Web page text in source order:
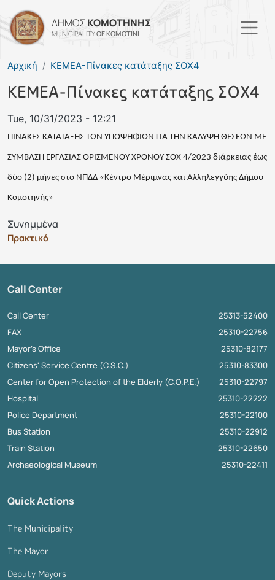
Skip to main content
ΔΗΜΟΣΚΟΜΟΤΗΝΗΣ
MUNICIPALITYOF KOMOTINI
Αρχική ΚΕΜΕΑ-Πίνακες κατάταξης ΣΟΧ4
ΚΕΜΕΑ-Πίνακες κατάταξης ΣΟΧ4
Tue, 10/31/2023 - 12:21
ΠΙΝΑΚΕΣ ΚΑΤΑΤΑΞΗΣ ΤΩΝ ΥΠΟΨΗΦΙΩΝ ΓΙΑ ΤΗΝ ΚΑΛΥΨΗ ΘΕΣΕΩΝ ΜΕ
ΣΥΜΒΑΣΗ ΕΡΓΑΣΙΑΣ ΟΡΙΣΜΕΝΟΥ ΧΡΟΝΟΥ ΣΟΧ 4/2023 διάρκειας έως
δύο (2) μήνες στο ΝΠΔΔ «Κέντρο Μέριμνας και Αλληλεγγύης Δήμου
Κομοτηνής»
Συνημμένα
Πρακτικό
Call Center
Call Center
25313-52400
FAX
25310-22756
Mayor's Office
25310-82177
Citizens' Service Centre (C.S.C.)
25310-83300
Center for Open Protection of the Elderly (C.O.P.E.)
25310-22797
Hospital
25310-22222
Police Department
25310-22100
Bus Station
25310-22912
Train Station
25310-22650
Archaeological Museum
25310-22411
Quick Actions
The Municipality
The Mayor
Deputy Mayors